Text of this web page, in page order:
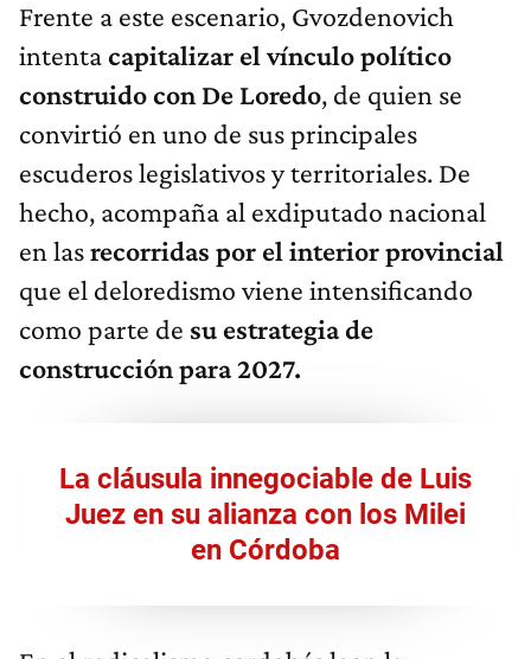
Frente a este escenario, Gvozdenovich
intentacapitalizar el vínculo político
construido con De Loredo, de quien se
convirtió en uno de sus principales
escuderos legislativos y territoriales. De
hecho, acompaña al exdiputado nacional
en lasrecorridas por el interior provincial
que el deloredismo viene intensificando
como parte de su estrategia de
construcción para 2027.
La cláusula innegociable de Luis
Juez en su alianza con los Milei
en Córdoba